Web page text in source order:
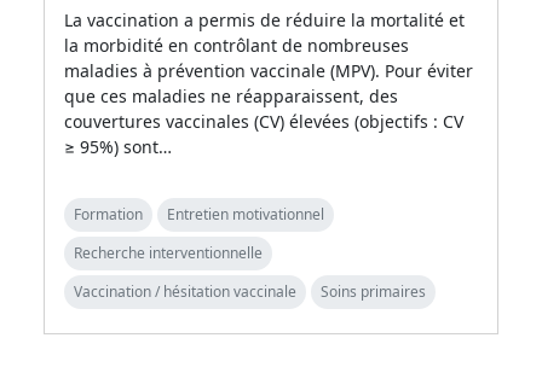
La vaccination a permis de réduire la mortalité et
la morbidité en contrôlant de nombreuses
maladies à prévention vaccinale (MPV). Pour éviter
que ces maladies ne réapparaissent, des
couvertures vaccinales (CV) élevées (objectifs : CV
≥ 95%) sont…
Formation
Entretien motivationnel
Recherche interventionnelle
Vaccination / hésitation vaccinale
Soins primaires